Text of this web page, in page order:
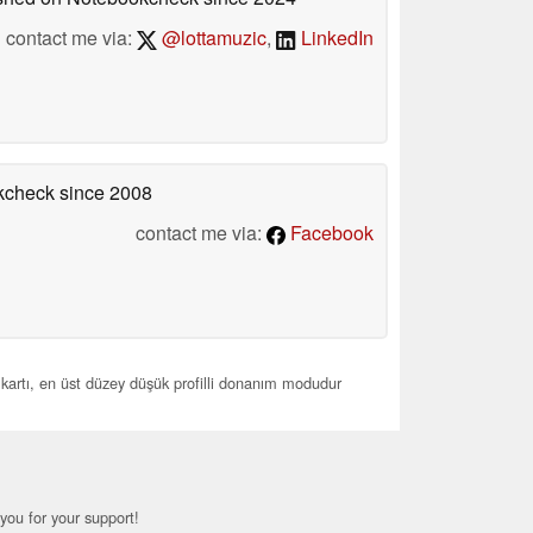
contact me via:
@lottamuzic, LinkedIn
since 2008
contact me via:
Facebook
en üst düzey düşük profilli donanım modudur
for your support!